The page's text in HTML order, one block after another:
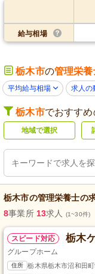
給与相場
栃木市の管理栄養
平均給与相場 求人の
栃木市でおすす
地域で選択
栃木市の管理栄養士の
8事業所 13求人 (1~30件)
スピード対応 栃木
グループホーム
住所 栃木県栃木市沼和田